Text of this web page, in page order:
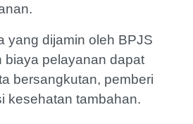
yang dijamin oleh BPJS
biaya pelayanan dapat
bersangkutan, pemberi
kesehatan tambahan.